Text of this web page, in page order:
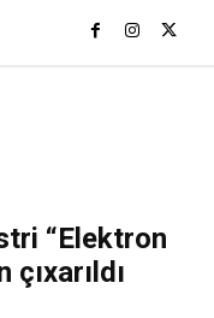
“Elektron